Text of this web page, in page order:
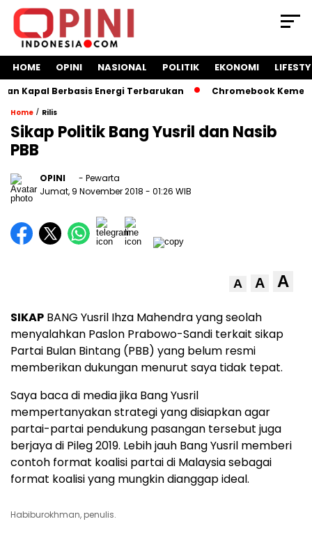
HOME OPINI NASIONAL POLITIK EKONOMI
Kapal Berbasis Energi Terbarukan Chromebook
Home / Rilis
Sikap Politik Bang Yusril dan Nasib
PBB
OPINI
- Pewarta
Jumat, 9 November 2018 - 01:26 WIB
A A A
SIKAP BANG Yusril Ihza Mahendra yang seolah
menyalahkan Paslon Prabowo-Sandi terkait sikap
Partai Bulan Bintang (PBB) yang belum resmi
memberikan dukungan menurut saya tidak tepat.
Saya baca di media jika Bang Yusril
mempertanyakan strategi yang disiapkan agar
partai-partai pendukung pasangan tersebut juga
berjaya di Pileg 2019. Lebih jauh Bang Yusril memberi
contoh format koalisi partai di Malaysia sebagai
format koalisi yang mungkin dianggap ideal.
Habiburokhman, penulis.